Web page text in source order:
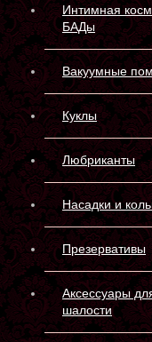
Интимная
БАДы
Вакуумные
Куклы
Любриканты
Насадки и
Презервативы
Аксессуары
шалости